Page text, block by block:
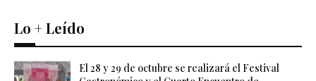
Lo + Leído
El 28 y 29 de octubre se realizará el Festival